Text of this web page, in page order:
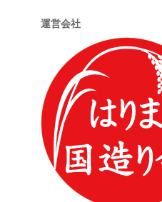
ー
り
運営会社